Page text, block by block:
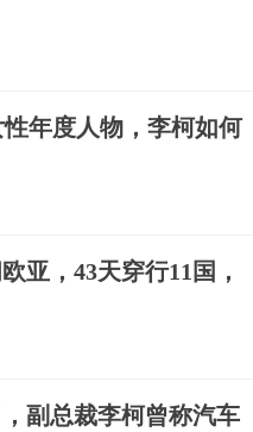
年度人物，李柯如何
亚，43天穿行11国，
副总裁李柯曾称汽车